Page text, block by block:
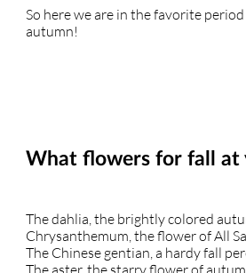
So here we are in the favorite
autumn!
What flowers for fall at
The dahlia, the brightly colored
Chrysanthemum, the flower of All
The Chinese gentian, a hardy fall
The aster, the starry flower of